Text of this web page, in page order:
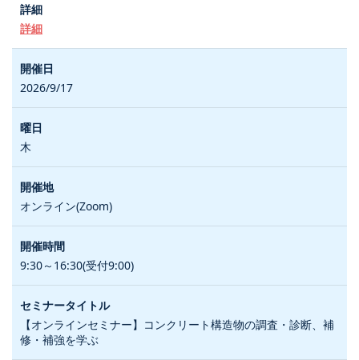
詳細
2026/9/17
木
オンライン(Zoom)
9:30～16:30(受付9:00)
【オンラインセミナー】コンクリート構造物の調査・診断、補
修・補強を学ぶ